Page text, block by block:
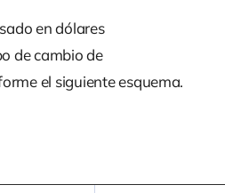
en dólares
de cambio de
el siguiente esquema.